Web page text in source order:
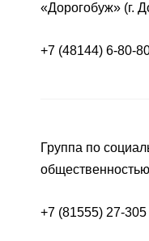
«Дорогобуж» (г.
+7 (48144) 6-80-
Группа по
+7 (81555) 27-305